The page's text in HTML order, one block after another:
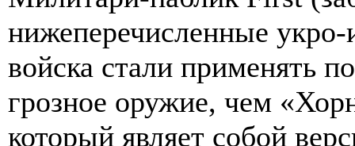
нижеперечисленные
войска стали применять
грозное оружие, чем
который являет собой